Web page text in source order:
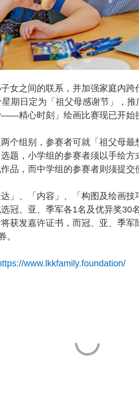
之间的联系，并加强家庭内跨
期日定为「祖父母感谢节」，
精心时刻」绘画比赛现已开始
组别，参赛者可就「祖父母最
题，小学组的参赛者须以手绘
品，而中学组的参赛者则须提交
、「内容」、「构图及绘画技
冠、亚、季军各1名及优异奖30
获发嘉许证书，而冠、亚、季
。
www.lkkfamily.foundation/